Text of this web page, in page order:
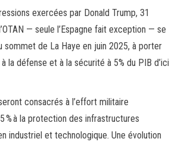
exercées par Donald Trump, 31
— seule l’Espagne fait exception — se
sommet de La Haye en juin 2025, à porter
la défense et à la sécurité à 5% du PIB d’ici
consacrés à l’effort militaire
% à la protection des infrastructures
industriel et technologique. Une évolution